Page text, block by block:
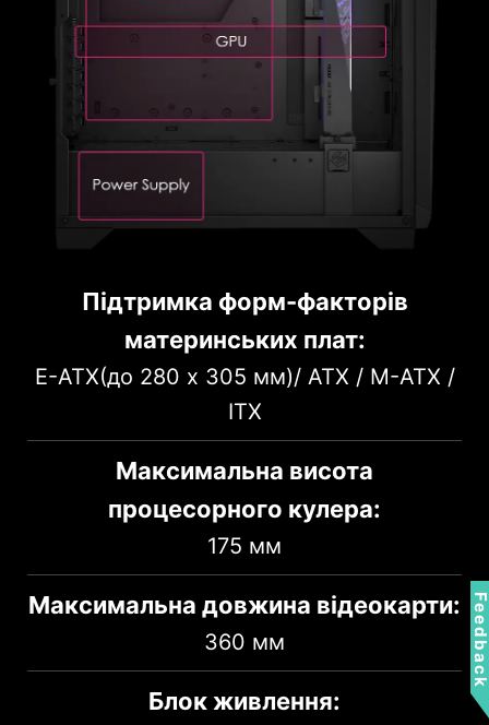
Підтримка форм-факторів
материнських плат:
E-ATX(до 280 x 305 мм)/ ATX / M-ATX /
ITX
Максимальна висота
процесорного кулера:
175 мм
Максимальна довжина відеокарти:
360 мм
Блок живлення:
1 2
2 x 2.5”
3 4